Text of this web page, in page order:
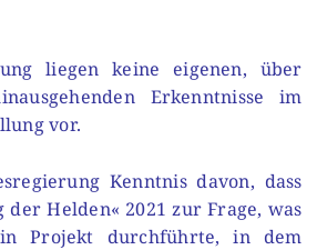
liegen keine eigenen, über
Erkenntnisse im
vor.
Kenntnis davon, dass
der Helden« 2021 zur Frage, was
Projekt durchführte, in dem